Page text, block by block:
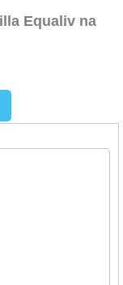
Equaliv na